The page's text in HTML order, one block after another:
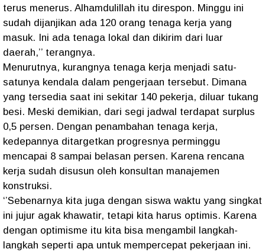
terus menerus. Alhamdulillah itu direspon. Minggu ini
sudah dijanjikan ada 120 orang tenaga kerja yang
masuk. Ini ada tenaga lokal dan dikirim dari luar
daerah,’’ terangnya.
Menurutnya, kurangnya tenaga kerja menjadi satu-
satunya kendala dalam pengerjaan tersebut. Dimana
yang tersedia saat ini sekitar 140 pekerja, diluar tukang
besi. Meski demikian, dari segi jadwal terdapat surplus
0,5 persen. Dengan penambahan tenaga kerja,
kedepannya ditargetkan progresnya perminggu
mencapai 8 sampai belasan persen. Karena rencana
kerja sudah disusun oleh konsultan manajemen
konstruksi.
‘’Sebenarnya kita juga dengan siswa waktu yang singkat
ini jujur agak khawatir, tetapi kita harus optimis. Karena
dengan optimisme itu kita bisa mengambil langkah-
langkah seperti apa untuk mempercepat pekerjaan ini.